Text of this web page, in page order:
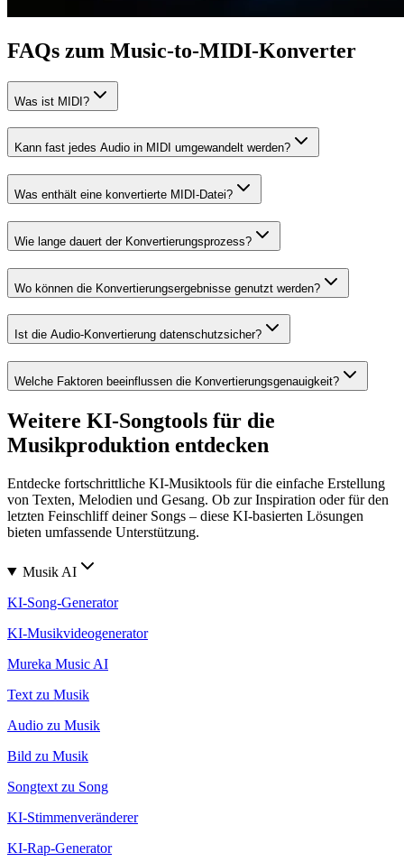
FAQs zum Music-to-MIDI-Konverter
Was ist MIDI?
Kann fast jedes Audio in MIDI umgewandelt werden?
Was enthält eine konvertierte MIDI-Datei?
Wie lange dauert der Konvertierungsprozess?
Wo können die Konvertierungsergebnisse genutzt werden?
Ist die Audio-Konvertierung datenschutzsicher?
Welche Faktoren beeinflussen die Konvertierungsgenauigkeit?
Weitere KI-Songtools für die
Musikproduktion entdecken
Entdecke fortschrittliche KI-Musiktools für die einfache Erstellung
von Texten, Melodien und Gesang. Ob zur Inspiration oder für den
letzten Feinschliff deiner Songs – diese KI-basierten Lösungen
bieten umfassende Unterstützung.
Musik AI
KI-Song-Generator
KI-Musikvideogenerator
Mureka Music AI
Text zu Musik
Audio zu Musik
Bild zu Musik
Songtext zu Song
KI-Stimmenveränderer
KI-Rap-Generator